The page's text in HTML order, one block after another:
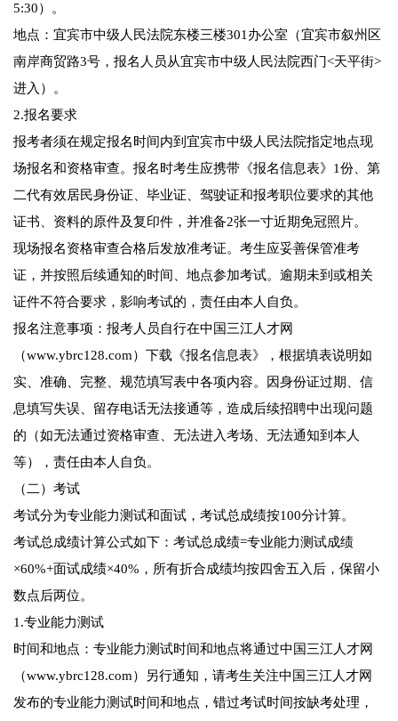
5:30）。
地点：宜宾市中级人民法院东楼三楼301办公室（宜宾市叙州区
南岸商贸路3号，报名人员从宜宾市中级人民法院西门<天平街>
进入）。
2.报名要求
报考者须在规定报名时间内到宜宾市中级人民法院指定地点现
场报名和资格审查。报名时考生应携带《报名信息表》1份、第
二代有效居民身份证、毕业证、驾驶证和报考职位要求的其他
证书、资料的原件及复印件，并准备2张一寸近期免冠照片。
现场报名资格审查合格后发放准考证。考生应妥善保管准考
证，并按照后续通知的时间、地点参加考试。逾期未到或相关
证件不符合要求，影响考试的，责任由本人自负。
报名注意事项：报考人员自行在中国三江人才网
（www.ybrc128.com）下载《报名信息表》，根据填表说明如
实、准确、完整、规范填写表中各项内容。因身份证过期、信
息填写失误、留存电话无法接通等，造成后续招聘中出现问题
的（如无法通过资格审查、无法进入考场、无法通知到本人
等），责任由本人自负。
（二）考试
考试分为专业能力测试和面试，考试总成绩按100分计算。
考试总成绩计算公式如下：考试总成绩=专业能力测试成绩
×60%+面试成绩×40%，所有折合成绩均按四舍五入后，保留小
数点后两位。
1.专业能力测试
时间和地点：专业能力测试时间和地点将通过中国三江人才网
（www.ybrc128.com）另行通知，请考生关注中国三江人才网
发布的专业能力测试时间和地点，错过考试时间按缺考处理，